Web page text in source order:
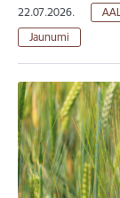
22.07.2026.
Jaunumi